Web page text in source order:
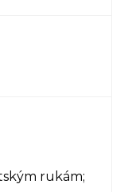
rukám;